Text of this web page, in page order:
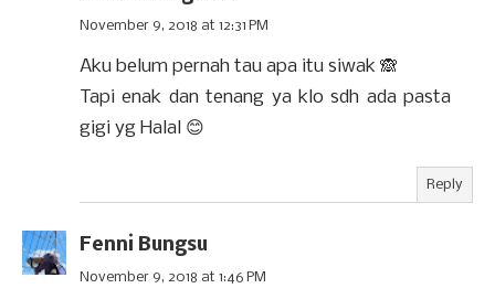
November 9, 2018 at 12:31 PM
Aku belum pernah tau apa itu siwak 🙈
Tapi enak dan tenang ya klo sdh ada pasta
gigi yg Halal 😊
Reply
Fenni Bungsu
November 9, 2018 at 1:46 PM